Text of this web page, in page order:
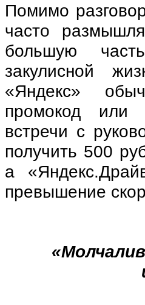
Помимо
часто
большую
закулисной
«Яндекс»
промокод или
встречи с
получить 500
а
превышение